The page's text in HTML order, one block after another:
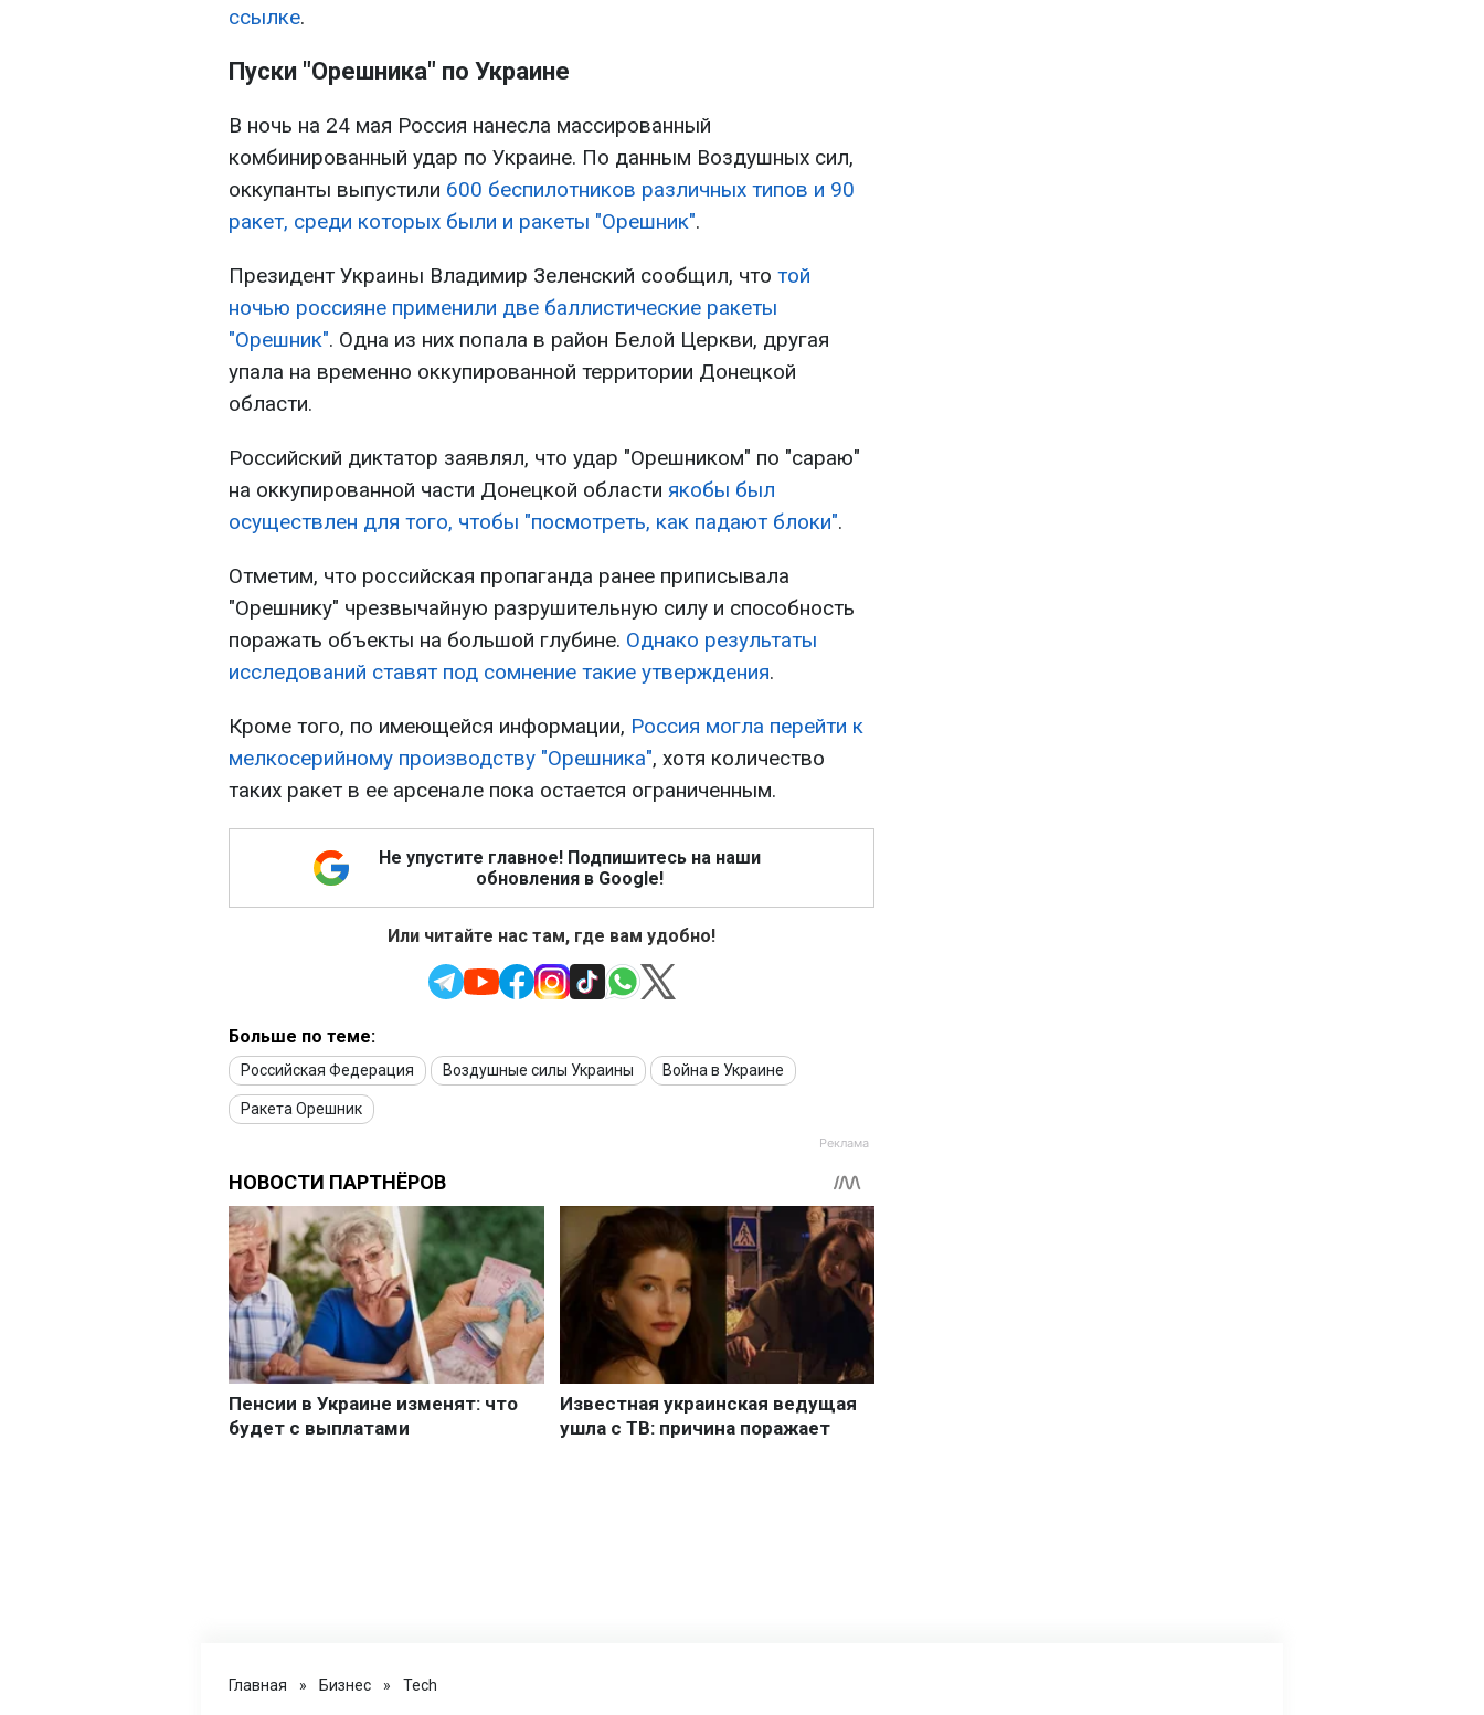
ссылке.
Пуски "Орешника" по Украине
В ночь на 24 мая Россия нанесла массированный
комбинированный удар по Украине. По данным Воздушных сил,
оккупанты выпустили 600 беспилотников различных типов и 90
ракет, среди которых были и ракеты "Орешник".
Президент Украины Владимир Зеленский сообщил, что той
ночью россияне применили две баллистические ракеты
"Орешник". Одна из них попала в район Белой Церкви, другая
упала на временно оккупированной территории Донецкой
области.
Российский диктатор заявлял, что удар "Орешником" по "сараю"
на оккупированной части Донецкой области якобы был
осуществлен для того, чтобы "посмотреть, как падают блоки".
Отметим, что российская пропаганда ранее приписывала
"Орешнику" чрезвычайную разрушительную силу и способность
поражать объекты на большой глубине. Однако результаты
исследований ставят под сомнение такие утверждения.
Кроме того, по имеющейся информации, Россия могла перейти к
мелкосерийному производству "Орешника", хотя количество
таких ракет в ее арсенале пока остается ограниченным.
Не упустите главное! Подпишитесь на наши
обновления в Google!
Или читайте нас там, где вам удобно!
Больше по теме:
Российская Федерация Воздушные силы Украины Война в Украине
Ракета Орешник
Главная » Бизнес » Tech